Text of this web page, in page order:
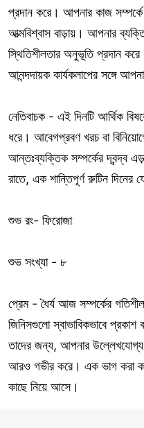
প্রদান করে। আপনার কাজ
আত্মবিশ্বাস বাড়ায়। আপনার
স্থিতিশীলতার অনুভূতি প্রদান
আনন্দদায়ক কার্যকলাপের সঙ্গে
নেতিবাচক - এই দিনটি আর্থিক
ধরে। আবেগপ্রবণ খরচ বা
আন্তঃব্যক্তিক সম্পর্কের দ্বন্দ্ব
রাতে, এক শান্তিপূর্ণ রুটিন দিনের
শুভ রং- ফিরোজা
শুভ সংখ্যা - ৮
প্রেম - ধৈর্য আজ সম্পর্কের
জিনিসগুলো স্বাভাবিকভাবে প্রকাশ
তাদের জন্য, আপনার উল্লেখযোগ্য
আরও গভীর করে। এক ভাগ করা
কাছে নিয়ে আসে।